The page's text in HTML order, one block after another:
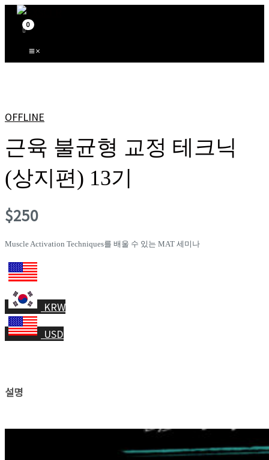
콘
건
Main
Menu
OFFLINE
근육 불균형 교정 테크닉
(상지편) 13기
$250
Muscle Activation Techniques를 배울 수 있는 MAT 세미나
KRW
USD
설명